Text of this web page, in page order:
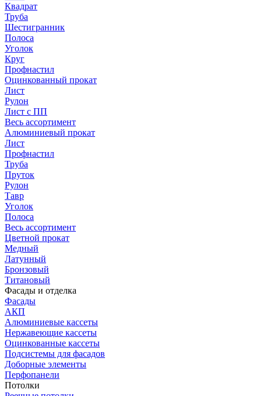
Квадрат
Труба
Шестигранник
Полоса
Уголок
Круг
Профнастил
Оцинкованный прокат
Лист
Рулон
Лист с ПП
Весь ассортимент
Алюминиевый прокат
Лист
Профнастил
Труба
Пруток
Рулон
Тавр
Уголок
Полоса
Весь ассортимент
Цветной прокат
Медный
Латунный
Бронзовый
Титановый
Фасады и отделка
Фасады
АКП
Алюминиевые кассеты
Нержавеющие кассеты
Оцинкованные кассеты
Подсистемы для фасадов
Доборные элементы
Перфопанели
Потолки